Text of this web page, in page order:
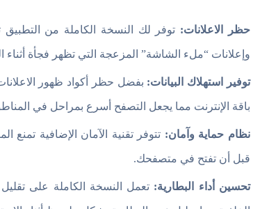
حظر الاعلانات: توفر لك النسخة الكاملة من التطبيق
وإعلانات “ملء الشاشة” المزعجة التي تظهر فجأة أثناء
توفير استهلاك البيانات:
باقة الإنترنت مما يجعل التصفح أسرع بمراحل في
نظام حماية وآمان: تتوفر تقنية الآمان الإضافية
قبل أن تفتح في متصفحك.
تحسين أداء البطارية: تعمل النسخة الكاملة على